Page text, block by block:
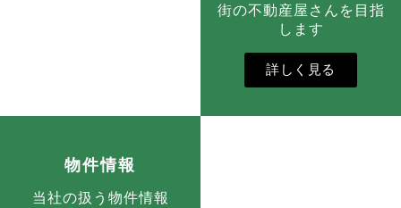
街の不動産屋さんを目指
します
詳しく見る
物件情報
当社の扱う物件情報